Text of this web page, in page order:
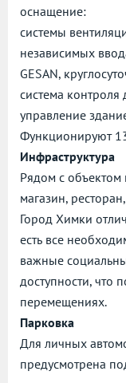
оснащение:
системы
независимых
GESAN,
система контроля
управление
Функционируют
Инфраструктура
Рядом с объектом
магазин,
Город Химки
есть все
важные
доступности, что
перемещениях.
Парковка
Для личных
предусмотрена